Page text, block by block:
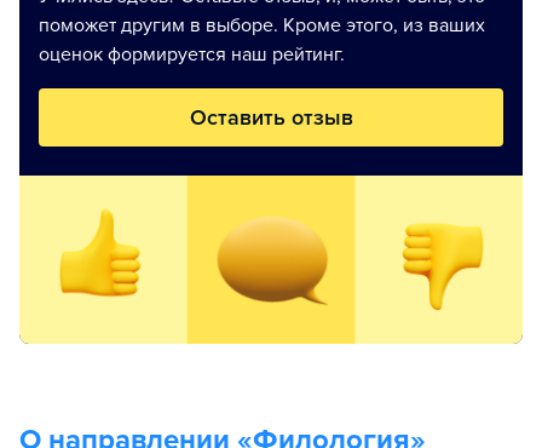
поможет другим в выборе. Кроме этого, из ваших
оценок формируется наш рейтинг.
Оставить отзыв
О направлении «Филология»